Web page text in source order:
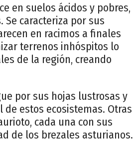
en suelos ácidos y pobres,
caracteriza por sus
en racimos a finales
terrenos inhóspitos lo
de la región, creando
por sus hojas lustrosas y
estos ecosistemas. Otras
cada una con sus
de los brezales asturianos.